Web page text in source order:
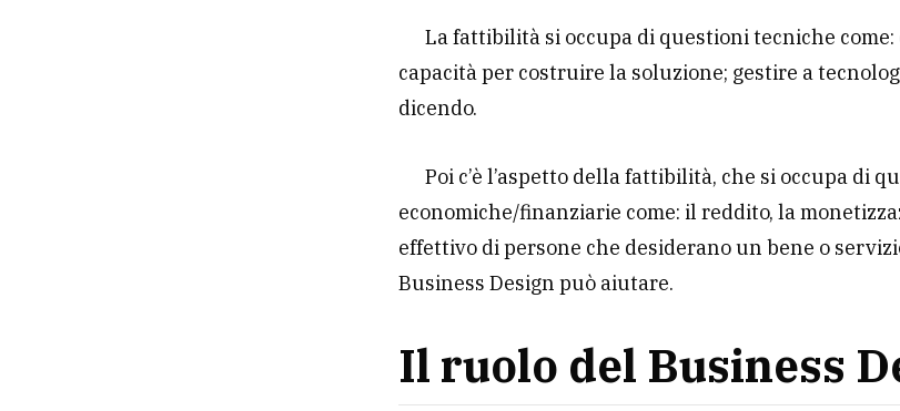
La fattibilità si occupa di questioni tecniche come:
capacità per costruire la soluzione; gestire a
dicendo.
Poi c’è l’aspetto della fattibilità, che si occupa di
economiche/finanziarie come: il reddito, la
effettivo di persone che desiderano un bene o
Business Design può aiutare.
Il ruolo del Business